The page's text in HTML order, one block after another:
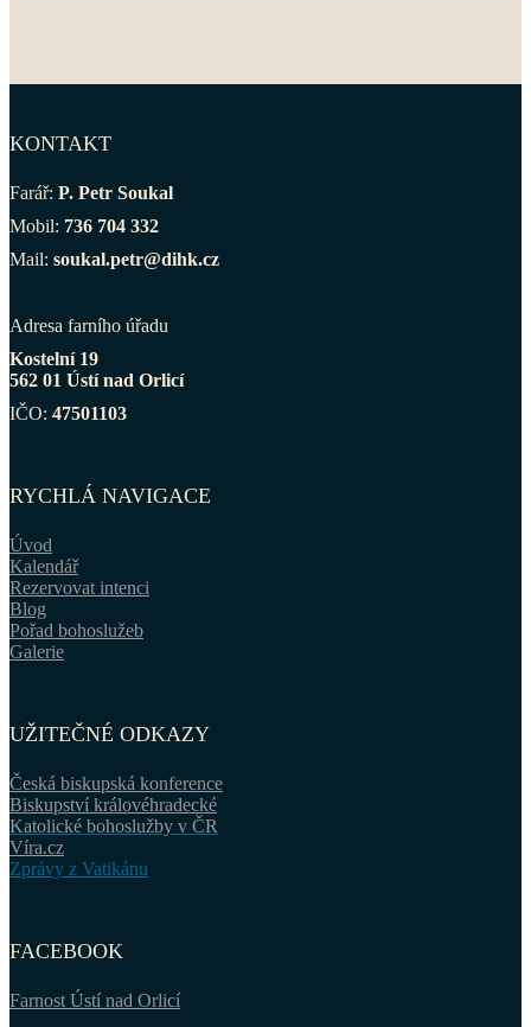
KONTAKT
Farář: P. Petr Soukal
Mobil: 736 704 332
Mail: soukal.petr@dihk.cz
Adresa farního úřadu
Kostelní 19
562 01 Ústí nad Orlicí
IČO: 47501103
RYCHLÁ NAVIGACE
Úvod
Kalendář
Rezervovat intenci
Blog
Pořad bohoslužeb
Galerie
UŽITEČNÉ ODKAZY
Česká biskupská konference
Biskupství královéhradecké
Katolické bohoslužby v ČR
Víra.cz
Zprávy z Vatikánu
FACEBOOK
Farnost Ústí nad Orlicí